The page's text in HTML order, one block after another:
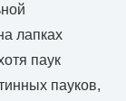
лапках
паук
пауков,